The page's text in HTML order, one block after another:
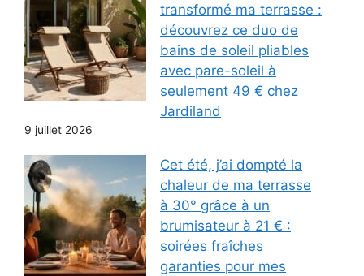
transformé ma terrasse :
découvrez ce duo de
bains de soleil pliables
avec pare-soleil à
seulement 49 € chez
Jardiland
9 juillet 2026
Cet été, j’ai dompté la
chaleur de ma terrasse
à 30° grâce à un
brumisateur à 21 € :
soirées fraîches
garanties pour mes